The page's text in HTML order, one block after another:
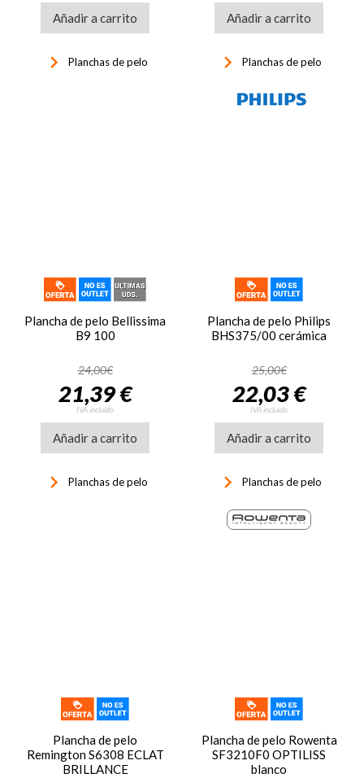
Añadir a carrito
keyboard_arrow_right Planchas de pelo
Añadir a carrito
keyboard_arrow_right Planchas de pelo
Plancha de pelo Bellissima
B9 100
24,00€
21,39 €
IVA incluido
Añadir a carrito
keyboard_arrow_right Planchas de pelo
Plancha de pelo Philips
BHS375/00 cerámica
25,00€
22,03 €
IVA incluido
Añadir a carrito
keyboard_arrow_right Planchas de pelo
Plancha de pelo
Remington S6308 ECLAT
BRILLANCE
Plancha de pelo Rowenta
SF3210F0 OPTILISS
blanco